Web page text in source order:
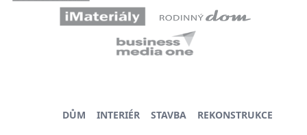
DŮM INTERIÉR STAVBA
REKONSTRUKCE